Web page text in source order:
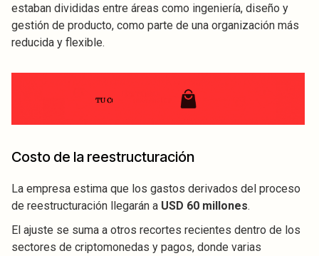
estaban divididas entre áreas como ingeniería, diseño y
gestión de producto, como parte de una organización más
reducida y flexible.
Costo de la reestructuración
La empresa estima que los gastos derivados del proceso
de reestructuración llegarán a USD 60 millones.
El ajuste se suma a otros recortes recientes dentro de los
sectores de criptomonedas y pagos, donde varias